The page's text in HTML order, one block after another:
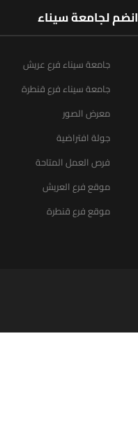
انضم لجامعة سيناء
جامعة سيناء فرع عريش
جامعة سيناء فرع قنطرة
معرض الصور
جولة افتراضية
فرص العمل المتاحة
موقع فرع العريش
موقع فرع قنطرة